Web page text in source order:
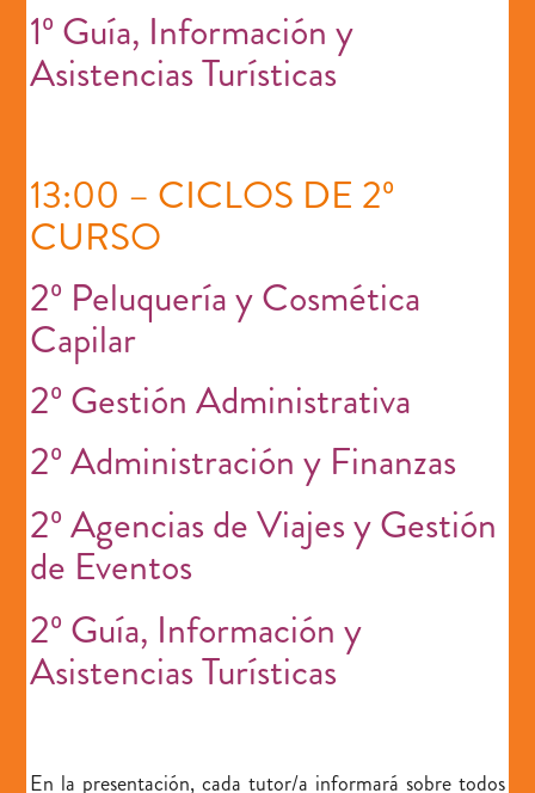
1º Guía, Información y
Asistencias Turísticas
13:00 – CICLOS DE 2º
CURSO
2º Peluquería y Cosmética
Capilar
2º Gestión Administrativa
2º Administración y Finanzas
2º Agencias de Viajes y Gestión
de Eventos
2º Guía, Información y
Asistencias Turísticas
En la presentación, cada tutor/a informará sobre todos